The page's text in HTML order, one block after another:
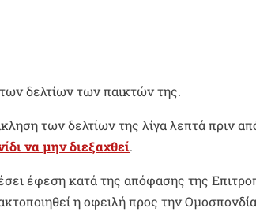
δελτίων των παικτών της.
των δελτίων της λίγα λεπτά πριν
να μην διεξαχθεί.
έφεση κατά της απόφασης της
η οφειλή προς την